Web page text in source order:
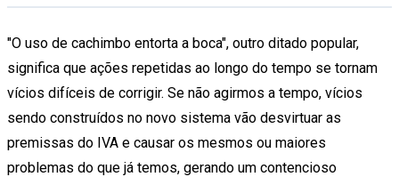
"O uso de cachimbo entorta a boca", outro ditado popular,
significa que ações repetidas ao longo do tempo se tornam
vícios difíceis de corrigir. Se não agirmos a tempo, vícios
sendo construídos no novo sistema vão desvirtuar as
premissas do IVA e causar os mesmos ou maiores
problemas do que já temos, gerando um contencioso